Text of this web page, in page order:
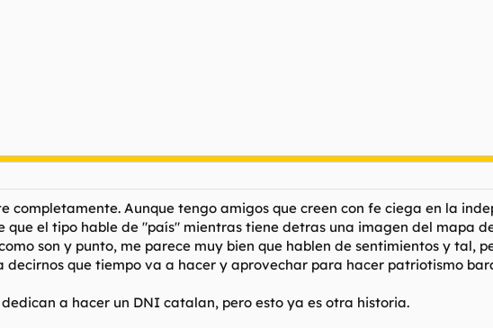
completamente. Aunque tengo amigos que creen con fe ciega en la
que el tipo hable de "país" mientras tiene detras una imagen del mapa
son y punto, me parece muy bien que hablen de sentimientos y tal,
decirnos que tiempo va a hacer y aprovechar para hacer patriotismo
a hacer un DNI catalan, pero esto ya es otra historia.